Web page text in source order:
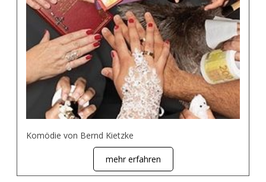
Komödie von Bernd Kietzke
mehr erfahren